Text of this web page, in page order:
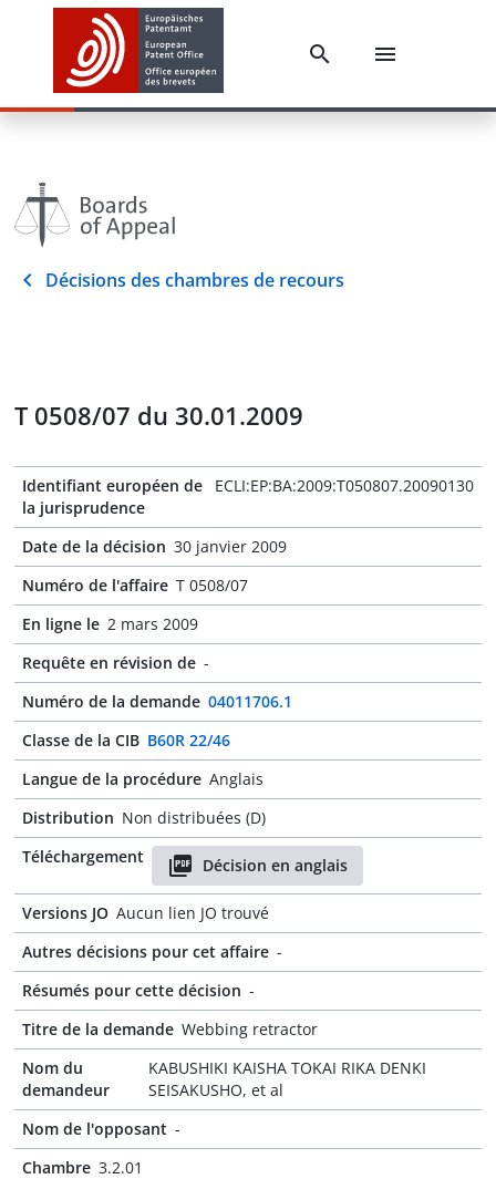
Décisions des chambres de recours
T 0508/07 du 30.01.2009
Identifiant européen de
la jurisprudence
ECLI:EP:BA:2009:T050807.20090130
Date de la décision 30 janvier 2009
Numéro de l'affaire T 0508/07
En ligne le 2 mars 2009
Requête en révision de -
Numéro de la demande 04011706.1
Classe de la CIB B60R 22/46
Langue de la procédure Anglais
Distribution Non distribuées (D)
Téléchargement
Décision en anglais
Versions JO Aucun lien JO trouvé
Autres décisions pour cet affaire -
Résumés pour cette décision -
Titre de la demande Webbing retractor
Nom du
demandeur
KABUSHIKI KAISHA TOKAI RIKA DENKI
SEISAKUSHO, et al
Nom de l'opposant -
Chambre 3.2.01